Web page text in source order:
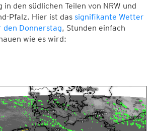
den südlichen Teilen von NRW und
Pfalz. Hier ist das signifikante Wetter
den Donnerstag, Stunden einfach
wie es wird: